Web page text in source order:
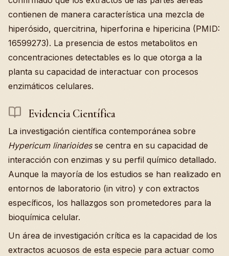
contienen de manera característica una mezcla de
hiperósido, quercitrina, hiperforina e hipericina (PMID:
16599273). La presencia de estos metabolitos en
concentraciones detectables es lo que otorga a la
planta su capacidad de interactuar con procesos
enzimáticos celulares.
Evidencia Científica
La investigación científica contemporánea sobre
Hypericum linarioidesse centra en su capacidad de
interacción con enzimas y su perfil químico detallado.
Aunque la mayoría de los estudios se han realizado en
entornos de laboratorio (in vitro) y con extractos
específicos, los hallazgos son prometedores para la
bioquímica celular.
Un área de investigación crítica es la capacidad de los
extractos acuosos de esta especie para actuar como